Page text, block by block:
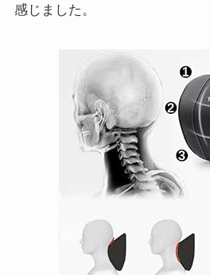
感じました。